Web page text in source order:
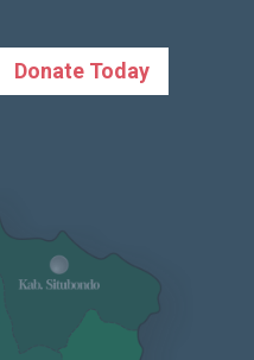
Donate Today